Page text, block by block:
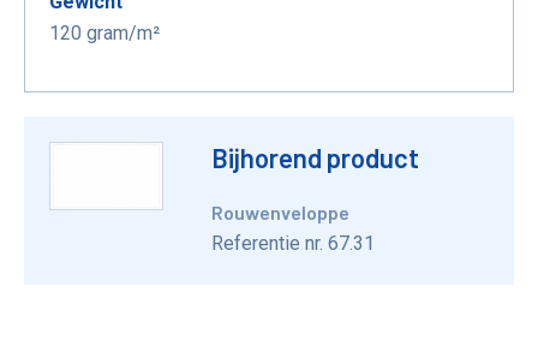
120 gram/m²
Bijhorend product
Rouwenveloppe
Referentie nr. 67.31